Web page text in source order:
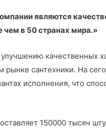
являются
чем в 50 странах мира.»
качественных
рынке сантехники. На
исполнения, что
150000 тысяч